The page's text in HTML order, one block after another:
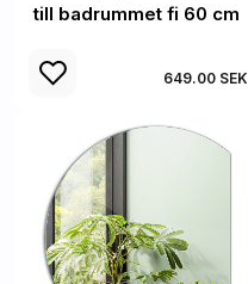
till badrummet fi 60 cm
649.00 SEK